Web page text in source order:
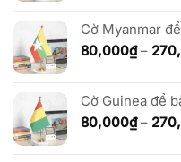
Cờ Myanmar
80,000₫ –
Cờ Guinea để
80,000₫ –